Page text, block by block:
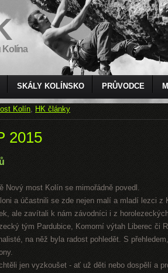
Kolína
SKÁLY KOLÍNSKO PRŮVODCE
Kolín, HK články
2015
Nový most Kolín se mimořádně povedl.
a účastnili se zde nejen malí a mladí lezci z
ale zavítali k nám závodníci i z
tým Pardubice, Komorní výtah Liberec či
na něž byla radost pohledět. S
jen vyzkoušet - ať už děti nebo dospělí a